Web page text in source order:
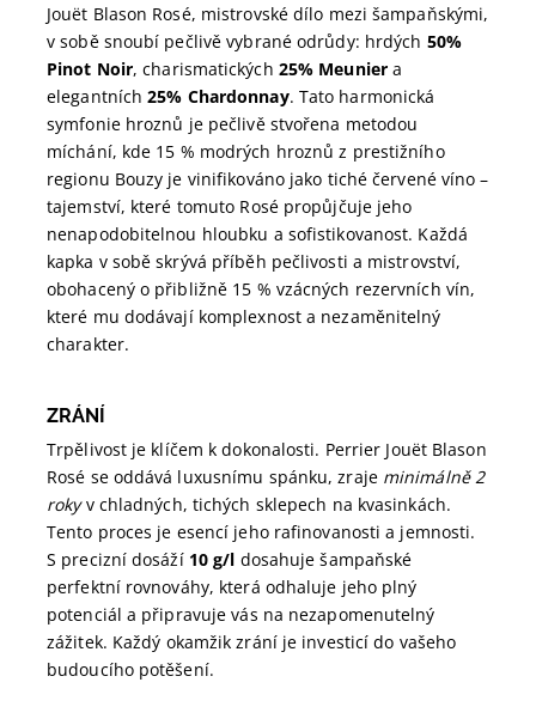
Jouët Blason Rosé, mistrovské dílo mezi šampaňskými,
v sobě snoubí pečlivě vybrané odrůdy: hrdých 50%
Pinot Noir, charismatických 25% Meuniera
elegantních25% Chardonnay. Tato harmonická
symfonie hroznů je pečlivě stvořena metodou
míchání, kde 15 % modrých hroznů z prestižního
regionu Bouzy je vinifikováno jako tiché červené víno –
tajemství, které tomuto Rosé propůjčuje jeho
nenapodobitelnou hloubku a sofistikovanost. Každá
kapka v sobě skrývá příběh pečlivosti a mistrovství,
obohacený o přibližně 15 % vzácných rezervních vín,
které mu dodávají komplexnost a nezaměnitelný
charakter.
ZRÁNÍ
Trpělivost je klíčem k dokonalosti. Perrier Jouët Blason
Rosé se oddává luxusnímu spánku, zraje minimálně 2
rokyv chladných, tichých sklepech na kvasinkách.
Tento proces je esencí jeho rafinovanosti a jemnosti.
S precizní dosáží 10 g/l dosahuje šampaňské
perfektní rovnováhy, která odhaluje jeho plný
potenciál a připravuje vás na nezapomenutelný
zážitek. Každý okamžik zrání je investicí do vašeho
budoucího potěšení.